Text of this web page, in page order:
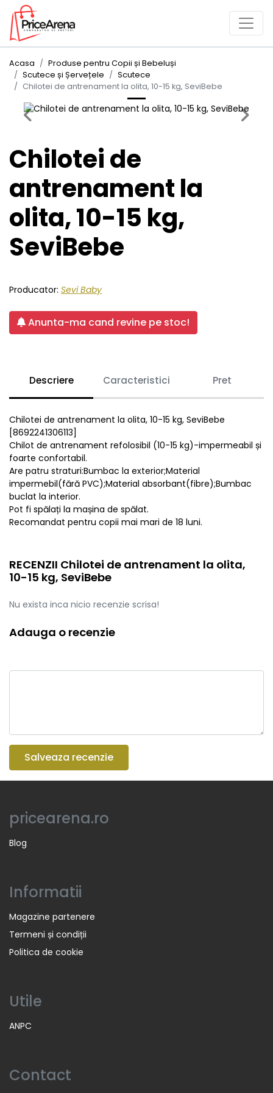
Acasa
Produse pentru Copii și Bebeluși
Scutece și Șervețele
Scutece
Chilotei de antrenament la olita, 10-15 kg, SeviBebe
Previous Next
Chilotei de
antrenament la
olita, 10-15 kg,
SeviBebe
Producator: Sevi Baby
Anunta-ma cand revine pe stoc!
Descriere Caracteristici Pret
Chilotei de antrenament la olita, 10-15 kg, SeviBebe
[8692241306113]
Chilot de antrenament refolosibil (10-15 kg)-impermeabil și
foarte confortabil.
Are patru straturi:Bumbac la exterior;Material
impermebil(fără PVC);Material absorbant(fibre);Bumbac
buclat la interior.
Pot fi spălați la mașina de spălat.
Recomandat pentru copii mai mari de 18 luni.
RECENZII Chilotei de antrenament la olita,
10-15 kg, SeviBebe
Nu exista inca nicio recenzie scrisa!
Adauga o recenzie
Salveaza recenzie
pricearena.ro
Blog
Informatii
Magazine partenere
Termeni și condiții
Politica de cookie
Utile
ANPC
Contact